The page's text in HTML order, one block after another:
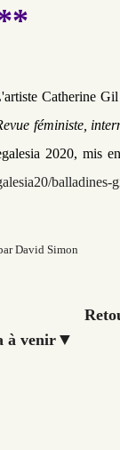
Catherine
féministe,
2020, mis
balladines-
David Simon
Retour à
à venir▼